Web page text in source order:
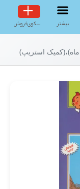
بیشتر سکوی‌فروش